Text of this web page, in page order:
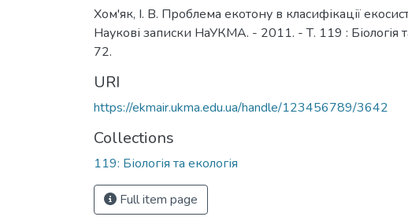
Хом'як, І. В. Проблема екотону в класифікації
Наукові записки НаУКМА. - 2011. - Т. 119 : Біологія
72.
URI
https://ekmair.ukma.edu.ua/handle/123456789/3642
Collections
119: Біологія та екологія
Full item page